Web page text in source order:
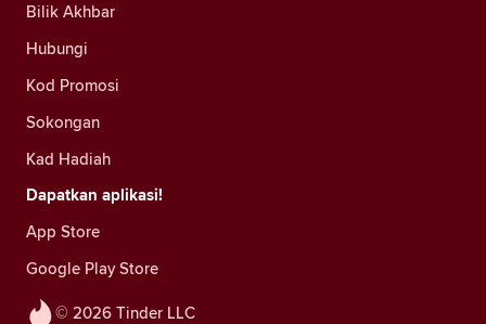
© 2026 Tinder LLC
Bilik Akhbar
Hubungi
Kod Promosi
Sokongan
Kad Hadiah
Dapatkan aplikasi!
App Store
Google Play Store